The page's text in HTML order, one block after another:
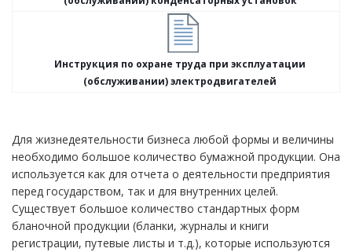
Инструкция по охране труда при эксплуатации
(обслуживании) электродвигателей
Для жизнедеятельности бизнеса любой формы и величины
необходимо большое количество бумажной продукции. Она
используется как для отчета о деятельности предприятия
перед государством, так и для внутренних целей.
Существует большое количество стандартных форм
бланочной продукции (бланки, журналы и книги
регистрации, путевые листы и т.д.), которые используются